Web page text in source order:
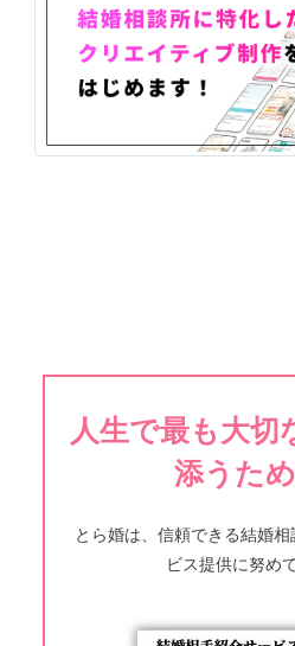
人生で最も大切
添うため
とら婚は、信頼できる結婚
ビス提供に努め